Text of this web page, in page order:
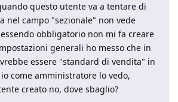
questo utente va a tentare di
nel campo "sezionale" non vede
obbligatorio non mi fa creare
generali ho messo che in
essere "standard di vendita" in
come amministratore lo vedo,
creato no, dove sbaglio?